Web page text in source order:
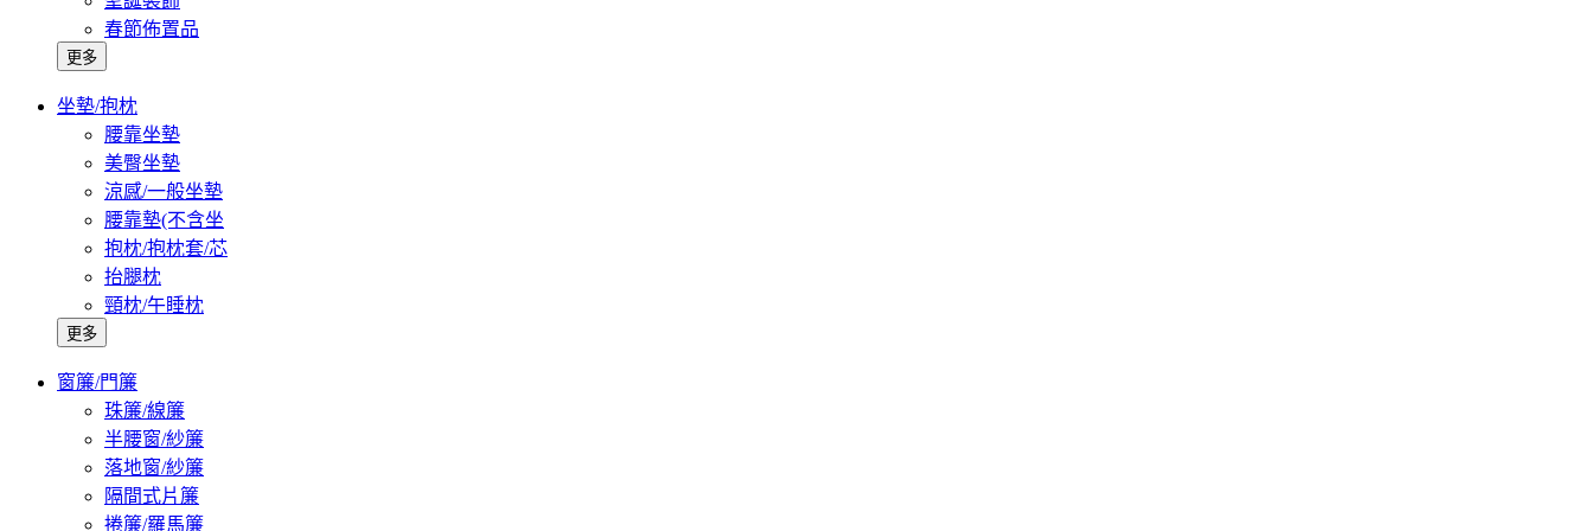
春節佈置品
更多
坐墊/抱枕
腰靠坐墊
美臀坐墊
涼感/一般坐墊
腰靠墊(不含坐
抱枕/抱枕套/芯
抬腿枕
頸枕/午睡枕
更多
窗簾/門簾
珠簾/線簾
半腰窗/紗簾
落地窗/紗簾
隔間式片簾
捲簾/羅馬簾